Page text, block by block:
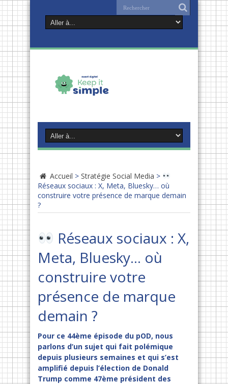
Accueil > Stratégie Social Media >
Réseaux sociaux : X, Meta, Bluesky… où
construire votre présence de marque demain
?
Réseaux sociaux : X,
Meta, Bluesky… où
construire votre
présence de marque
demain ?
Pour ce 44ème épisode du pOD, nous
parlons d’un sujet qui fait polémique
depuis plusieurs semaines et qui s’est
amplifié depuis l’élection de Donald
Trump comme 47ème président des